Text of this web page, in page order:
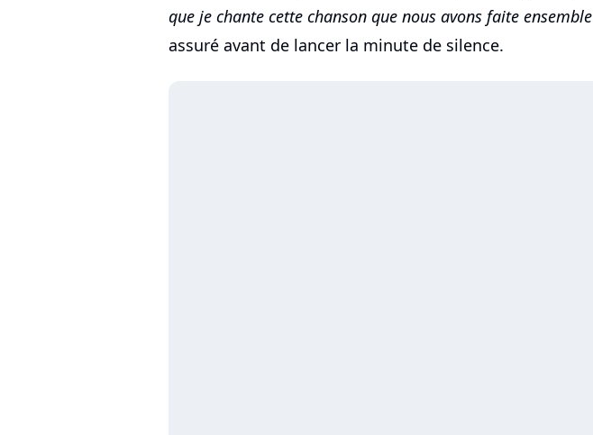
que je chante cette chanson que nous avons faite ensemble
assuré avant de lancer la minute de silence.